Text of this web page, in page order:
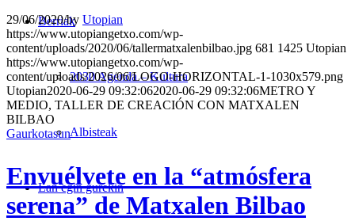
Berriak
2030 Agenda – Kultura
Albisteak
Lan egin gurekin
29/06/2020/by Utopian
https://www.utopiangetxo.com/wp-
content/uploads/2020/06/tallermatxalenbilbao.jpg 681 1425 Utopian
https://www.utopiangetxo.com/wp-
content/uploads/2026/06/LOGO-HORIZONTAL-1-1030x579.png
Utopian2020-06-29 09:32:062020-06-29 09:32:06METRO Y
MEDIO, TALLER DE CREACIÓN CON MATXALEN
BILBAO
Gaurkotasun
Envuélvete en la “atmósfera
serena” de Matxalen Bilbao